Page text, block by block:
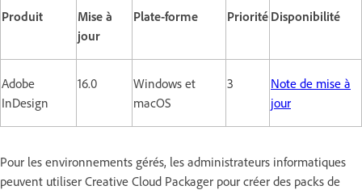
Produit
Mise à
jour
Plate-forme Priorité Disponibilité
Adobe
InDesign
16.0
Windows et
macOS
3
Note de mise à
jour
Pour les environnements gérés, les administrateurs informatiques
peuvent utiliser Creative Cloud Packager pour créer des packs de